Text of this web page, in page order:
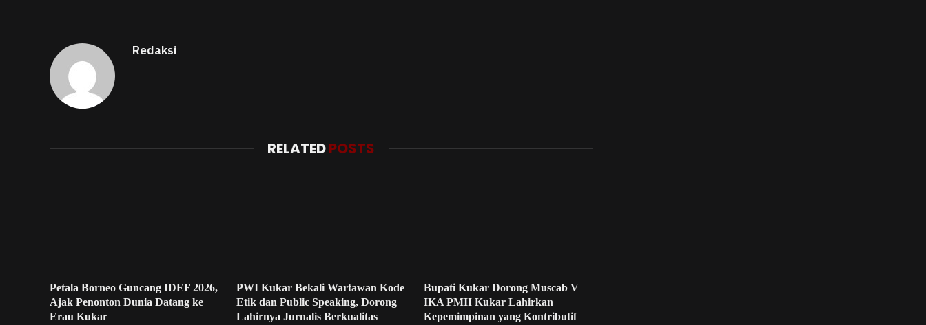
Redaksi
RELATEDPOSTS
Petala Borneo Guncang IDEF 2026,
Ajak Penonton Dunia Datang ke
Erau Kukar
PWI Kukar Bekali Wartawan Kode
Etik dan Public Speaking, Dorong
Lahirnya Jurnalis Berkualitas
Bupati Kukar Dorong Muscab V
IKA PMII Kukar Lahirkan
Kepemimpinan yang Kontributif